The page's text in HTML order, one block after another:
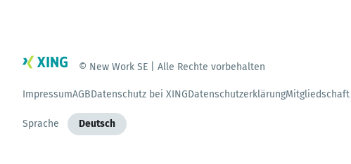
© New Work SE | Alle Rechte vorbehalten
ImpressumAGBDatenschutz bei XINGDatenschutzerklärung
Sprache Deutsch